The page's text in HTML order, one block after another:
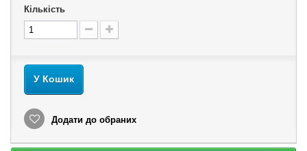
Кількість
У Кошик
Додати до обраних